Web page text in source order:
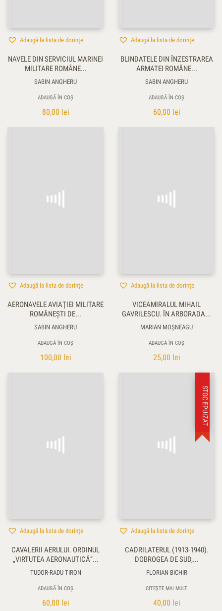
Adaugă la lista de dorințe
NAVELE DIN SERVICIUL MARINEI
MILITARE ROMÂNE...
SABIN ANGHERU
ADAUGĂ ÎN COȘ
80,00 lei
Adaugă la lista de dorințe
BLINDATELE DIN ÎNZESTRAREA
ARMATEI ROMÂNE...
SABIN ANGHERU
ADAUGĂ ÎN COȘ
60,00 lei
Adaugă la lista de dorințe
AERONAVELE AVIAŢIEI MILITARE
ROMÂNEŞTI DE...
SABIN ANGHERU
ADAUGĂ ÎN COȘ
100,00 lei
Adaugă la lista de dorințe
VICEAMIRALUL MIHAIL
GAVRILESCU. ÎN ARBORADA...
MARIAN MOŞNEAGU
ADAUGĂ ÎN COȘ
25,00 lei
Adaugă la lista de dorințe
CAVALERII AERULUI. ORDINUL
„VIRTUTEA AERONAUTICĂ”...
TUDOR-RADU TIRON
ADAUGĂ ÎN COȘ
60,00 lei
STOC EPUIZAT
Adaugă la lista de dorințe
CADRILATERUL (1913-1940).
DOBROGEA DE SUD,...
FLORIAN BICHIR
CITEȘTE MAI MULT
40,00 lei